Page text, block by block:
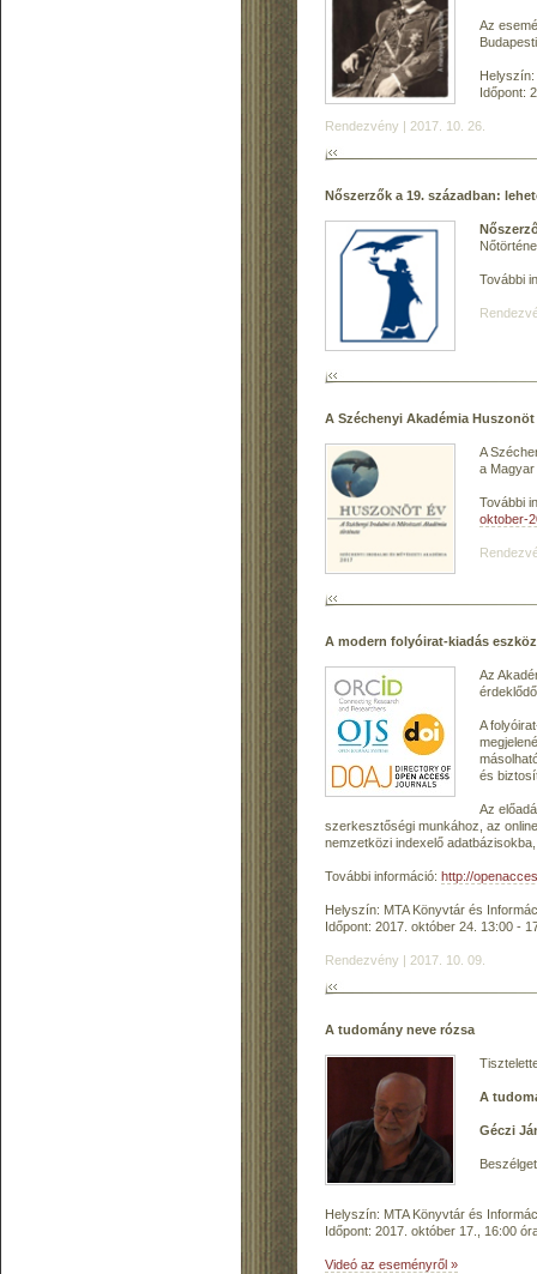
Az
Helyszín:
Időpont:
Rendezvény | 2017. 10. 26.
Nőszerzők a 19. században:
További
A Széchenyi Akadémia
A
a
További
oktober-
A modern folyóirat-kiadás
Az
A
és
Az
szerkesztőségi munkához, az
nemzetközi indexelő
További információ: http://
Helyszín: MTA Könyvtár és
Időpont: 2017. október 24. 13:00 -
Rendezvény | 2017. 10. 09.
A tudomány neve rózsa
A
Géczi
Helyszín: MTA Könyvtár és
Időpont: 2017. október 17., 16:00
Videó az eseményről »